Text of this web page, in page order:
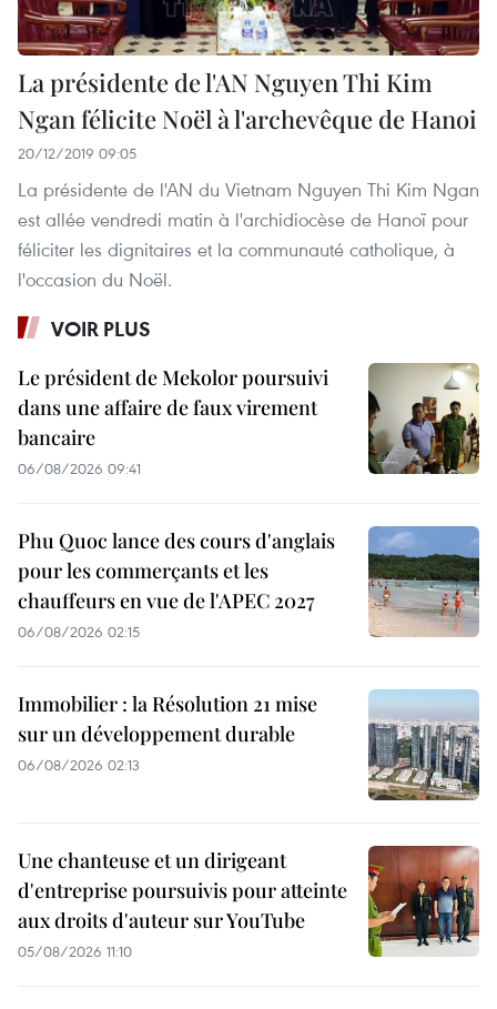
La présidente de l'AN Nguyen Thi Kim
Ngan félicite Noël à l'archevêque de Hanoi
20/12/2019 09:05
La présidente de l'AN du Vietnam Nguyen Thi Kim Ngan
est allée vendredi matin à l'archidiocèse de Hanoï pour
féliciter les dignitaires et la communauté catholique, à
l'occasion du Noël.
VOIR PLUS
Le président de Mekolor poursuivi
dans une affaire de faux virement
bancaire
06/08/2026 09:41
Phu Quoc lance des cours d'anglais
pour les commerçants et les
chauffeurs en vue de l'APEC 2027
06/08/2026 02:15
Immobilier : la Résolution 21 mise
sur un développement durable
06/08/2026 02:13
Une chanteuse et un dirigeant
d'entreprise poursuivis pour atteinte
aux droits d'auteur sur YouTube
05/08/2026 11:10